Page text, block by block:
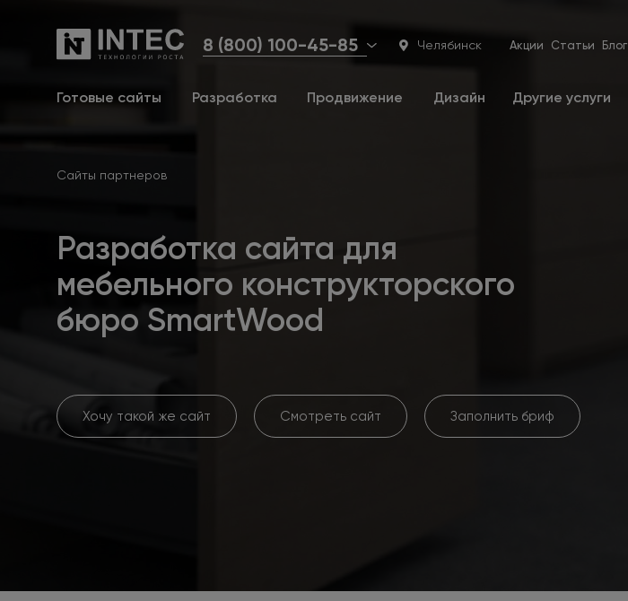
8 (800) 100-45-85 Челябинск Акции Статьи Блог
Готовые сайты Разработка Продвижение Дизайн Другие услуги
Сайты партнеров
Разработка сайта для
мебельного конструкторского
бюро SmartWood
Хочу такой же сайт Смотреть сайт Заполнить бриф